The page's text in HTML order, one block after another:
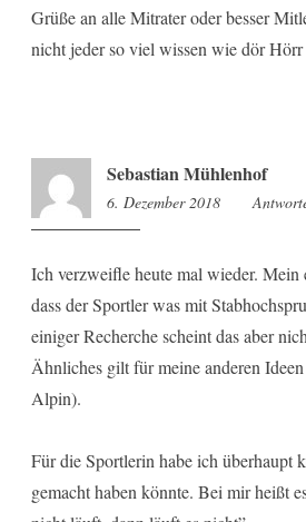
Grüße an alle Mitrater oder besser
nicht jeder so viel wissen wie dör Hörr
Sebastian Mühlenhof
6. Dezember 2018 16:20
Ich verzweifle heute mal wieder. Mein
dass der Sportler was mit
einiger Recherche scheint das aber
Ähnliches gilt für meine anderen
Alpin).
Für die Sportlerin habe ich überhaupt
gemacht haben könnte. Bei mir heißt